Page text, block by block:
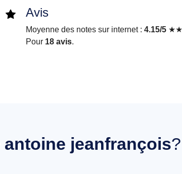
Avis
Moyenne des notes sur internet : 4.15/5
Pour 18 avis.
antoine jeanfrançois?